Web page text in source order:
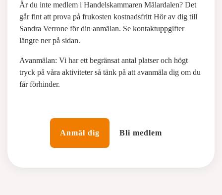
Är du inte medlem i Handelskammaren Mälardalen? Det
går fint att prova på frukosten kostnadsfritt Hör av dig till
Sandra Verrone för din anmälan. Se kontaktuppgifter
längre ner på sidan.
Avanmälan: Vi har ett begränsat antal platser och högt
tryck på våra aktiviteter så tänk på att avanmäla dig om du
får förhinder.
Anmäl dig Bli medlem